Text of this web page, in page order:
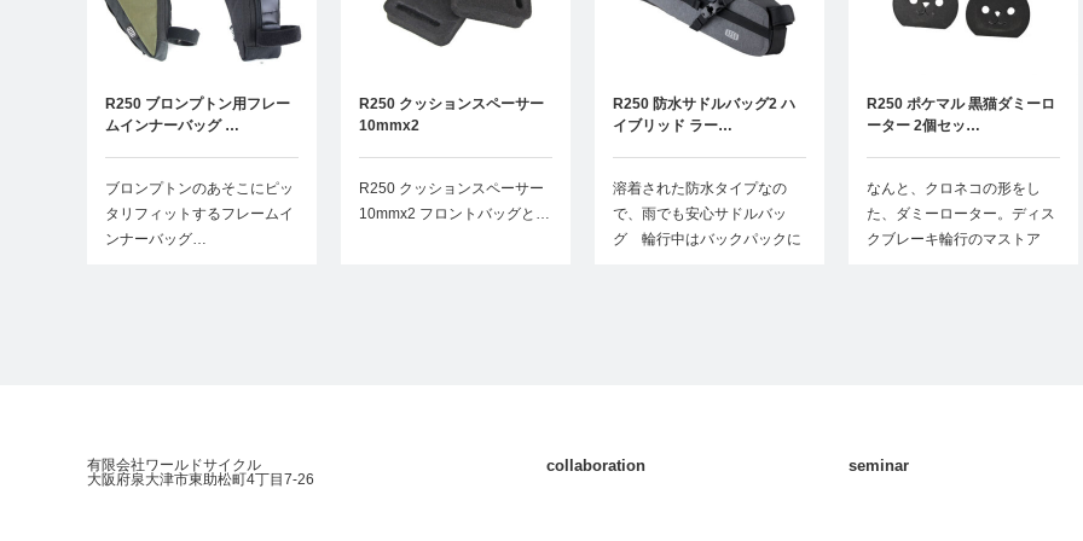
R250 ブロンプトン用フレー
ムインナーバッグ …
ブロンプトンのあそこにピッ
タリフィットするフレームイ
ンナーバッグ…
R250 クッションスペーサー
10mmx2
R250 クッションスペーサー
10mmx2 フロントバッグと…
R250 防水サドルバッグ2 ハ
イブリッド ラー…
溶着された防水タイプなの
で、雨でも安心サドルバッ
グ 輪行中はバックパックに
R250 ポケマル 黒猫ダミーロ
ーター 2個セッ…
なんと、クロネコの形をし
た、ダミーローター。ディス
クブレーキ輪行のマストア
有限会社ワールドサイクル
大阪府泉大津市東助松町4丁目7-26
collaboration seminar